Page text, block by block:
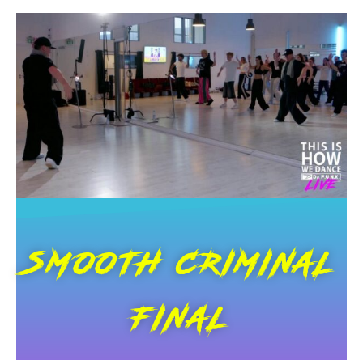
SMOOTH CRIMINAL
FINAL